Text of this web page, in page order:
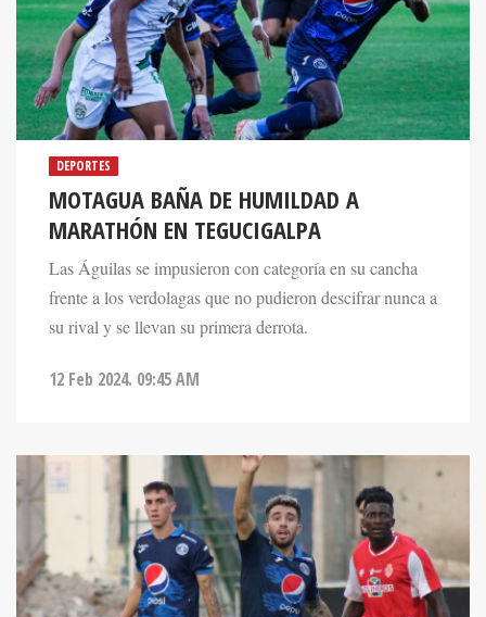
DEPORTES
MOTAGUA BAÑA DE HUMILDAD A
MARATHÓN EN TEGUCIGALPA
Las Águilas se impusieron con categoría en su cancha
frente a los verdolagas que no pudieron descifrar nunca a
su rival y se llevan su primera derrota.